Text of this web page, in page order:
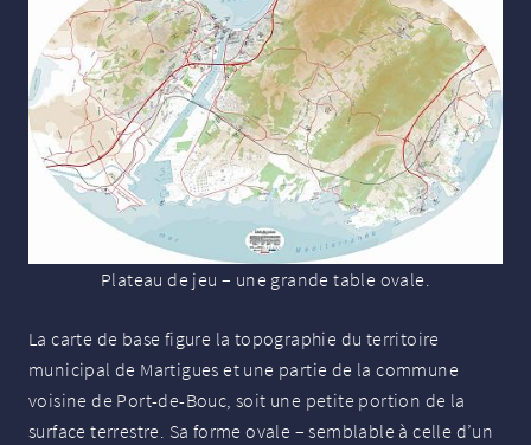
Plateau de jeu – une grande table ovale.
La carte de base figure la topographie du territoire
municipal de Martigues et une partie de la commune
voisine de Port-de-Bouc, soit une petite portion de la
surface terrestre. Sa forme ovale – semblable à celle d’un